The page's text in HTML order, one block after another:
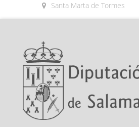
Santa Marta de Tormes